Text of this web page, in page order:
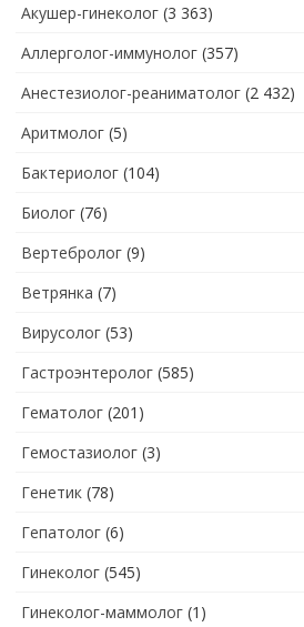
Акушер-гинеколог (3 363)
Аллерголог-иммунолог (357)
Анестезиолог-реаниматолог (2 432)
Аритмолог (5)
Бактериолог (104)
Биолог (76)
Вертебролог (9)
Ветрянка (7)
Вирусолог (53)
Гастроэнтеролог (585)
Гематолог (201)
Гемостазиолог (3)
Генетик (78)
Гепатолог (6)
Гинеколог (545)
Гинеколог-маммолог (1)